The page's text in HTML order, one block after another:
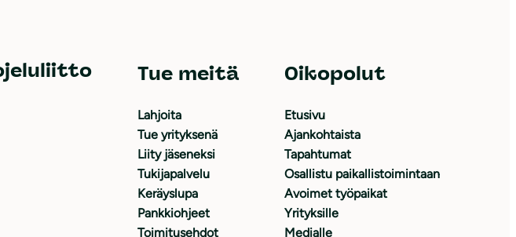
Tue meitä
Lahjoita
Tue yrityksenä
Liity jäseneksi
Tukijapalvelu
Keräyslupa
Pankkiohjeet
Toimitusehdot
Oikopolut
Etusivu
Ajankohtaista
Tapahtumat
Osallistu paikallistoimintaan
Avoimet työpaikat
Yrityksille
Medialle